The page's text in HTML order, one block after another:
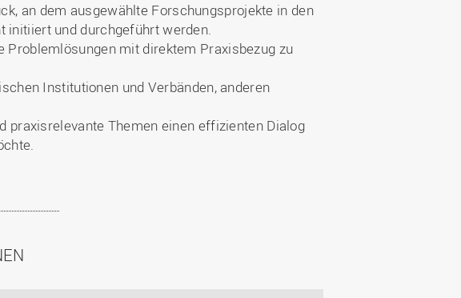
an dem ausgewählte Forschungsprojekte in den
initiiert und durchgeführt werden.
mit direktem Praxisbezug zu
Institutionen und Verbänden, anderen
Themen einen effizienten Dialog